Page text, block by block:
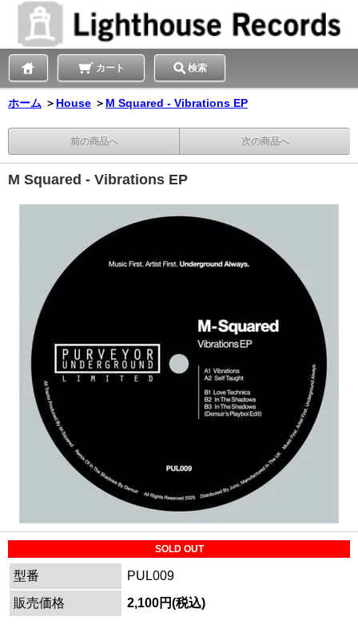
カート 検索
ホーム ＞ House ＞ M Squared - Vibrations EP
前の商品へ 次の商品へ
M Squared - Vibrations EP
SOLD OUT
型番
PUL009
販売価格
2,100円(税込)